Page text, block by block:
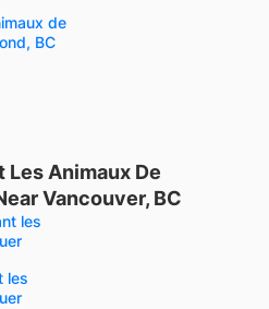
de
BC
Animaux De
Vancouver, BC
les
les